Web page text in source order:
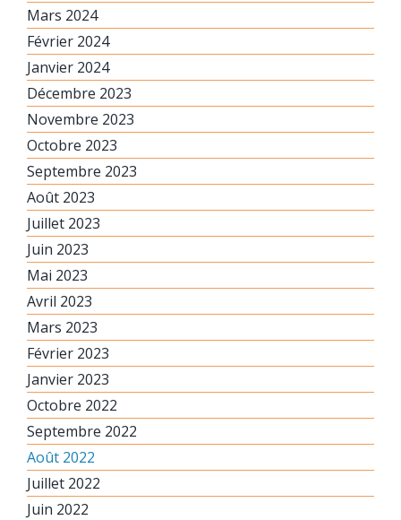
Mars 2024
Février 2024
Janvier 2024
Décembre 2023
Novembre 2023
Octobre 2023
Septembre 2023
Août 2023
Juillet 2023
Juin 2023
Mai 2023
Avril 2023
Mars 2023
Février 2023
Janvier 2023
Octobre 2022
Septembre 2022
Août 2022
Juillet 2022
Juin 2022